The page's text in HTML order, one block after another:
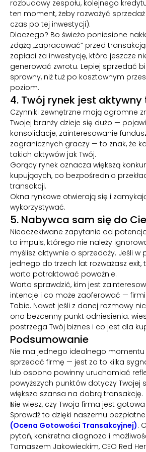
rozbudowy zespołu, kolejnego
ten moment, żeby rozważyć
czas po tej inwestycji).
Dlaczego? Bo świeżo poniesione
zdążą „zapracować” przed
zapłaci za inwestycję, która jeszcze
generować zwrotu. Lepiej sprzedać
sprawny, niż tuż po kosztownym
poziom.
4. Twój rynek jest
Czynniki zewnętrzne mają ogromne
Twojej branży dzieje się dużo —
konsolidacje, zainteresowanie
zagranicznych graczy — to znak, że
takich aktywów jak Twój.
Gorący rynek oznacza większą
kupujących, co bezpośrednio
transakcji.
Okna rynkowe otwierają się i
wykorzystywać.
5. Nabywca sam się do
Nieoczekiwane zapytanie od
to impuls, którego nie należy
myślisz aktywnie o sprzedaży. Jeśli w
jednego do trzech lat rozważasz exit,
warto potraktować poważnie.
Warto sprawdzić, kim jest
intencje i co może zaoferować —
Tobie. Nawet jeśli z danej rozmowy
ona bezcenny punkt odniesienia:
postrzega Twój biznes i co jest dla
Podsumowanie
Nie ma jednego idealnego momentu
sprzedać firmę — jest za to kilka
lub osobno powinny uruchamiać
powyższych punktów dotyczy Twojej
większa szansa na dobrą transakcję.
Nie wiesz, czy Twoja firma jest
Sprawdź to dzięki naszemu
(Ocena Gotowości Transakcyjnej).
pytań, konkretna diagnoza i
Tomaszem Jakowieckim, CEO Red
Czy Twoja firma jest
sprzedaż?
Ocena Gotowości Transakcyjnej
8 minut
49 pytań opracowane przez
Zidentyfikuj red flagi zanim
sprzedawać
Wynik i rekomendacje
Sprawdź gotowość
Nie teraz
14
LAT DOŚWIADCZENIA
90+
PROJEKTÓW M&A